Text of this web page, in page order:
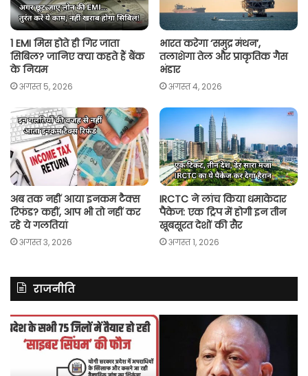
1 EMI मिस होते ही गिर जाता
सिबिल? जानिए क्या कहते हैं बैंक
के नियम
अगस्त 5, 2026
भारत करेगा ‘समुद्र मंथन’,
तलाशेगा तेल और प्राकृतिक गैस
भंडार
अगस्त 4, 2026
अब तक नहीं आया इनकम टैक्स
रिफंड? कहीं, आप भी तो नहीं कर
रहे ये गलतियां
अगस्त 3, 2026
IRCTC ने लांच किया धमाकेदार
पैकेज: एक ट्रिप में होगी इन तीन
खूबसूरत देशों की सैर
अगस्त 1, 2026
राजनीति
असम
में